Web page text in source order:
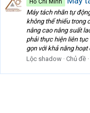
Hồ Chí Minh
Máy tách nhãn tự
không thể thiếu trong
nâng cao nâng suất
phải thực hiện liên
gọn với khả năng hoạt
Lộc shadow Chủ đề